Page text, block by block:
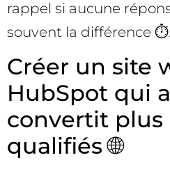
rappel si aucune
souvent la différence ⏱️.
Créer un site
HubSpot qui
convertit plus
qualifiés 🌐